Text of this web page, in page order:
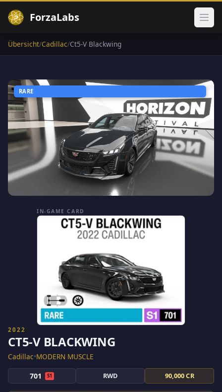
ForzaLabs
Übersicht/Cadillac/Ct5-V Blackwing
RARE
IN-GAME CARD
2022
CT5-V BLACKWING
Cadillac•MODERN MUSCLE
701 S1 RWD 90,000 CR